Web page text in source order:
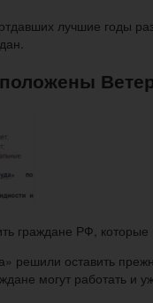
лучшие годы
граждане РФ,
решили оставить
могут работать и